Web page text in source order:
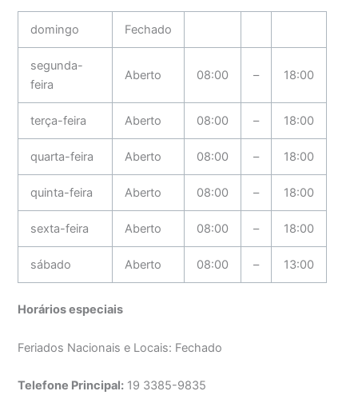
domingo Fechado
segunda-
feira
Aberto 08:00 – 18:00
terça-feira Aberto 08:00 – 18:00
quarta-feira Aberto 08:00 – 18:00
quinta-feira Aberto 08:00 – 18:00
sexta-feira Aberto 08:00 – 18:00
sábado Aberto 08:00 – 13:00
Horários especiais
Feriados Nacionais e Locais: Fechado
Telefone Principal: 19 3385-9835